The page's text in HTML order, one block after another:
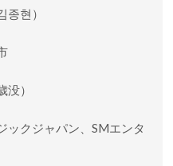
현）
）
ックジャパン、SMエンタ